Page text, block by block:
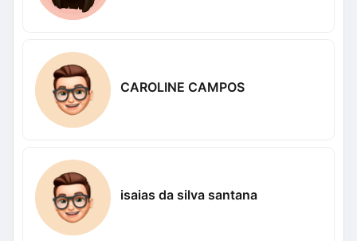
CAROLINE CAMPOS
isaias da silva santana